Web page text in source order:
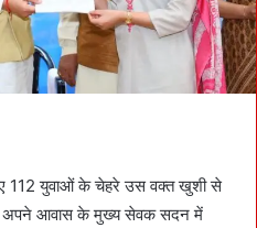
112 युवाओं के चेहरे उस वक्त खुशी से
अपने आवास के मुख्य सेवक सदन में